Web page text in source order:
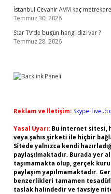
İstanbul Cevahir AVM kaç
Temmuz 30, 2026
Star TV’de bugün hangi dizi var ?
Temmuz 28, 2026
Reklam ve İletişim: Skype:
Yasal Uyarı: Bu internet sitesi,
veya şahıs şirketi ile hiçbir
Sitede yalnızca kendi
paylaşılmaktadır. Burada yer
taşımamakta olup, gerçek
paylaşım yapılmamaktadır.
benzerlikleri tamamen
taslak halindedir ve tavsiye